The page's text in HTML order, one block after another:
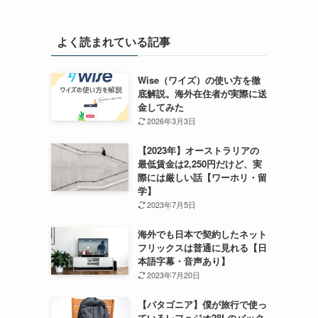
よく読まれている記事
Wise（ワイズ）の使い方を徹
底解説。海外在住者が実際に送
金してみた
2026年3月3日
【2023年】オーストラリアの
最低賃金は2,250円だけど、実
際には厳しい話【ワーホリ・留
学】
2023年7月5日
海外でも日本で契約したネット
フリックスは普通に見れる【日
本語字幕・音声あり】
2023年7月20日
【パタゴニア】僕が旅行で使っ